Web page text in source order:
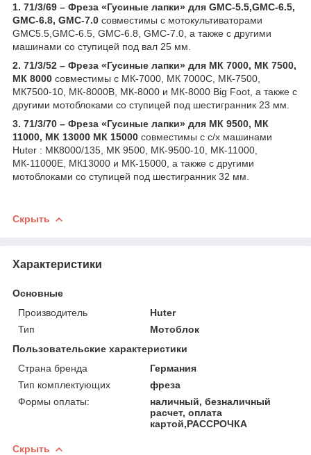
1. 71/3/69 – Фреза «Гусиные лапки» для GMC-5.5,GMC-6.5,
GMC-6.8, GMC-7.0 совместимы с мотокультиваторами
GMC5.5,GMC-6.5, GMC-6.8, GMC-7.0, а также с другими
машинами со ступицей под вал 25 мм.
2. 71/3/52 – Фреза «Гусиные лапки» для МК 7000, МК 7500,
МК 8000 совместимы с МК-7000, МК 7000С, МК-7500,
МК7500-10, МК-8000В, МК-8000 и МК-8000 Big Foot, а также с
другими мотоблоками со ступицей под шестигранник 23 мм.
3. 71/3/70 – Фреза «Гусиные лапки» для МК 9500, МК
11000, МК 13000 МК 15000 совместимы с с/х машинами
Huter : МК8000/135, МК 9500, МК-9500-10, МК-11000,
МК-11000Е, МК13000 и МК-15000, а также с другими
мотоблоками со ступицей под шестигранник 32 мм.
Скрыть
Характеристики
Основные
Производитель
Huter
Тип
Мотоблок
Пользовательские характеристики
Страна бренда
Германия
Тип комплектующих
фреза
Формы оплаты:
наличный, безналичный
расчет, оплата
картой,РАССРОЧКА
Скрыть